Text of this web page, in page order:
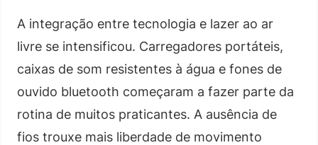
A integração entre tecnologia e lazer ao ar
livre se intensificou. Carregadores portáteis,
caixas de som resistentes à água e fones de
ouvido bluetooth começaram a fazer parte da
rotina de muitos praticantes. A ausência de
fios trouxe mais liberdade de movimento